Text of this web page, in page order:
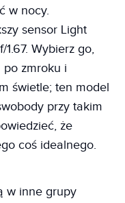
w nocy.
sensor Light
Wybierz go,
po zmroku i
świetle; ten model
przy takim
że
coś idealnego.
w inne grupy